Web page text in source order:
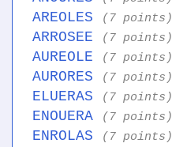
AREOLES (7 points)
ARROSEE (7 points)
AUREOLE (7 points)
AURORES (7 points)
ELUERAS (7 points)
ENOUERA (7 points)
ENROLAS (7 points)